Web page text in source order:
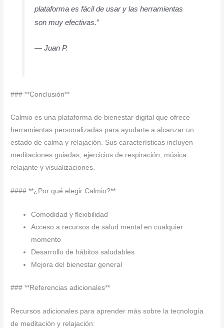
plataforma es fácil de usar y las herramientas
son muy efectivas.”
— Juan P.
### **Conclusión**
Calmio es una plataforma de bienestar digital que ofrece
herramientas personalizadas para ayudarte a alcanzar un
estado de calma y relajación. Sus características incluyen
meditaciones guiadas, ejercicios de respiración, música
relajante y visualizaciones.
#### **¿Por qué elegir Calmio?**
Comodidad y flexibilidad
Acceso a recursos de salud mental en cualquier
momento
Desarrollo de hábitos saludables
Mejora del bienestar general
### **Referencias adicionales**
Recursos adicionales para aprender más sobre la tecnología
de meditación y relajación: